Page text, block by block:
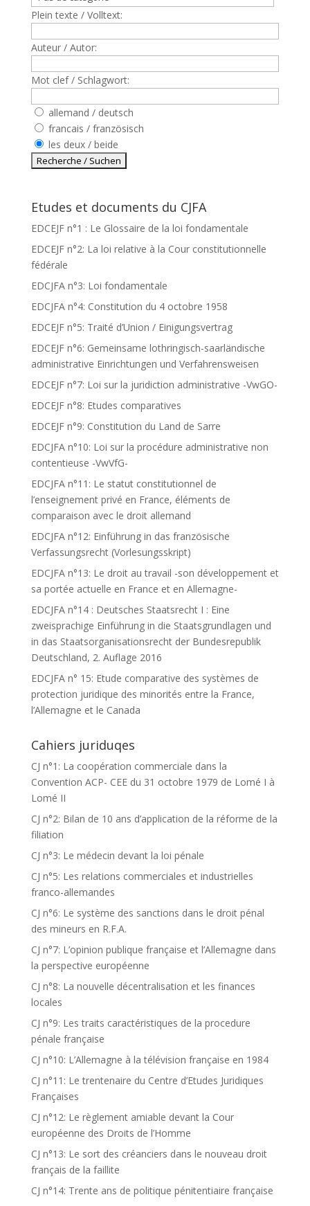
Plein texte / Volltext:
Auteur / Autor:
Mot clef / Schlagwort:
allemand / deutsch
francais / französisch
les deux / beide
Etudes et documents du CJFA
EDCEJF n°1 : Le Glossaire de la loi fondamentale
EDCEJF n°2: La loi relative à la Cour constitutionnelle
fédérale
EDCJFA n°3: Loi fondamentale
EDCJFA n°4: Constitution du 4 octobre 1958
EDCEJF n°5: Traité d’Union / Einigungsvertrag
EDCEJF n°6: Gemeinsame lothringisch-saarländische
administrative Einrichtungen und Verfahrensweisen
EDCEJF n°7: Loi sur la juridiction administrative -VwGO-
EDCEJF n°8: Etudes comparatives
EDCEJF n°9: Constitution du Land de Sarre
EDCJFA n°10: Loi sur la procédure administrative non
contentieuse -VwVfG-
EDCJFA n°11: Le statut constitutionnel de
l’enseignement privé en France, éléments de
comparaison avec le droit allemand
EDCJFA n°12: Einführung in das französische
Verfassungsrecht (Vorlesungsskript)
EDCJFA n°13: Le droit au travail -son développement et
sa portée actuelle en France et en Allemagne-
EDCJFA n°14 : Deutsches Staatsrecht I : Eine
zweisprachige Einführung in die Staatsgrundlagen und
in das Staatsorganisationsrecht der Bundesrepublik
Deutschland, 2. Auflage 2016
EDCJFA n° 15: Etude comparative des systèmes de
protection juridique des minorités entre la France,
l’Allemagne et le Canada
Cahiers juriduqes
CJ n°1: La coopération commerciale dans la
Convention ACP- CEE du 31 octobre 1979 de Lomé I à
Lomé II
CJ n°2: Bilan de 10 ans d’application de la réforme de la
filiation
CJ n°3: Le médecin devant la loi pénale
CJ n°5: Les relations commerciales et industrielles
franco-allemandes
CJ n°6: Le système des sanctions dans le droit pénal
des mineurs en R.F.A.
CJ n°7: L’opinion publique française et l’Allemagne dans
la perspective européenne
CJ n°8: La nouvelle décentralisation et les finances
locales
CJ n°9: Les traits caractéristiques de la procedure
pénale française
CJ n°10: L’Allemagne à la télévision française en 1984
CJ n°11: Le trentenaire du Centre d’Etudes Juridiques
Françaises
CJ n°12: Le règlement amiable devant la Cour
européenne des Droits de l’Homme
CJ n°13: Le sort des créanciers dans le nouveau droit
français de la faillite
CJ n°14: Trente ans de politique pénitentiaire française